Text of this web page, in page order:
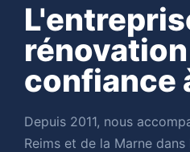
confiance
Depuis 2011, nous
Reims et de la Marne